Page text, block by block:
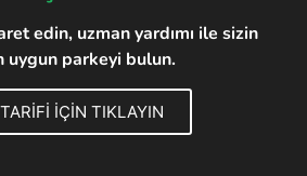
edin, uzman yardımı ile sizin
uygun parkeyi bulun.
İÇİN TIKLAYIN